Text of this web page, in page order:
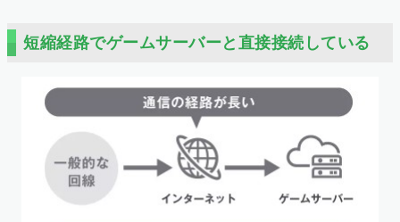
短縮経路でゲームサーバーと直接接続している